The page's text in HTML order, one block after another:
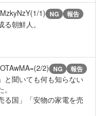
1) NG 報告
朝鮮人。
2) NG 報告
と聞いても何も知らない
る国」「安物の家電を売